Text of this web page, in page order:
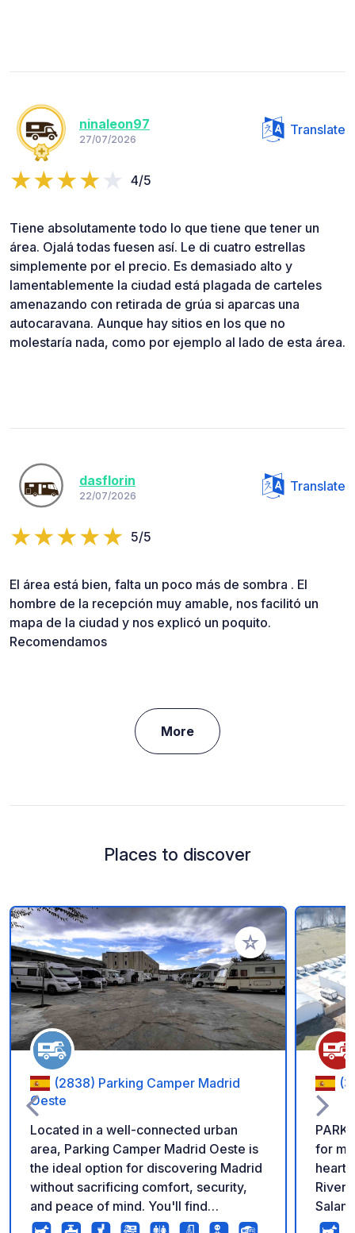
ninaleon97
27/07/2026
Translate
4/5
Tiene absolutamente todo lo que tiene que tener un
área. Ojalá todas fuesen así. Le di cuatro estrellas
simplemente por el precio. Es demasiado alto y
lamentablemente la ciudad está plagada de carteles
amenazando con retirada de grúa si aparcas una
autocaravana. Aunque hay sitios en los que no
molestaría nada, como por ejemplo al lado de esta área.
dasflorin
22/07/2026
Translate
5/5
El área está bien, falta un poco más de sombra . El
hombre de la recepción muy amable, nos facilitó un
mapa de la ciudad y nos explicó un poquito.
Recomendamos
More
Places to discover
Add to your
(2838) Parking Camper Madrid
Oeste
Located in a well-connected urban
area, Parking Camper Madrid Oeste is
the ideal option for discovering Madrid
without sacrificing comfort, security,
and peace of mind. You'll find
everything you need: supermarkets,
for
heart
River,
filling